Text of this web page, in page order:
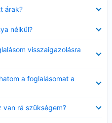
árak?
nélkül?
visszaigazolásra
a foglalásomat a
van rá szükségem?